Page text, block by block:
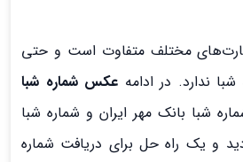
مختلف متفاوت است و حتی
ندارد. در ادامه عکس شماره شبا
شبا بانک مهر ایران و شماره شبا
و یک راه حل برای دریافت شماره